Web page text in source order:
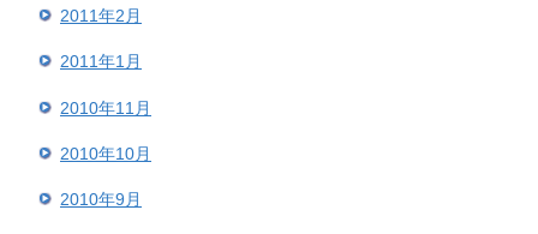
2011年2月
2011年1月
2010年11月
2010年10月
2010年9月